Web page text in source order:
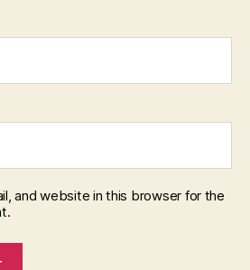
and website in this browser for the